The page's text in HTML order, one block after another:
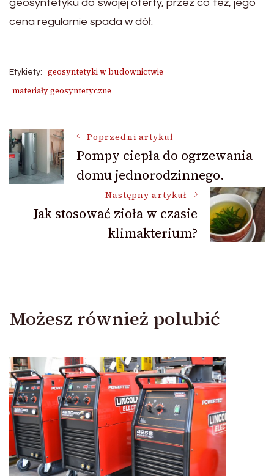
geosyntetyku do swojej oferty, przez co też, jego
cena regularnie spada w dół.
Etykiety:
geosyntetyki w budownictwie
materiały geosyntetyczne
Nawigacja
wpisu
Poprzedni artykuł
Pompy ciepła do ogrzewania
domu jednorodzinnego.
Następny artykuł
Jak stosować zioła w czasie
klimakterium?
Możesz również polubić